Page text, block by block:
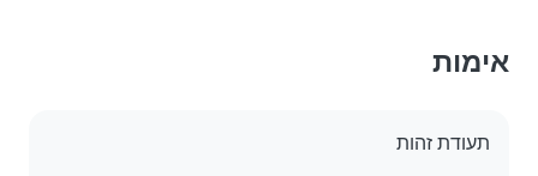
אימות
תעודת זהות